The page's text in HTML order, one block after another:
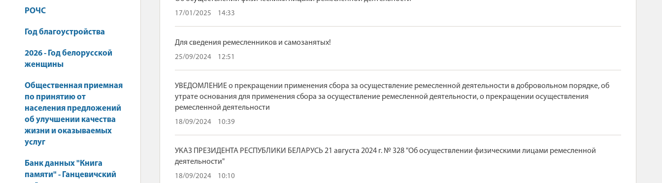
РОЧС
Год благоустройства
2026 - Год белорусской
женщины
Общественная приемная
по принятию от
населения предложений
об улучшении качества
жизни и оказываемых
услуг
Банк данных "Книга
памяти" - Ганцевичский
17/01/2025 14:33
Для сведения ремесленников и самозанятых!
25/09/2024 12:51
УВЕДОМЛЕНИЕ о прекращении применения сбора за осуществление ремесленной деятельности в добровольном порядке, об
утрате основания для применения сбора за осуществление ремесленной деятельности, о прекращении осуществления
ремесленной деятельности
18/09/2024 10:39
УКАЗ ПРЕЗИДЕНТА РЕСПУБЛИКИ БЕЛАРУСЬ 21 августа 2024 г. № 328 "Об осуществлении физическими лицами ремесленной
деятельности"
18/09/2024 10:10